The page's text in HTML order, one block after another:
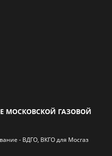
МОСКОВСКОЙ ГАЗОВОЙ
- ВДГО, ВКГО для Мосгаз